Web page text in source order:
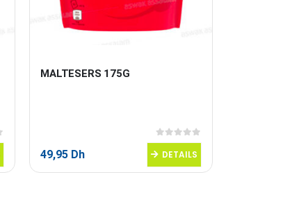
MALTESERS 175G
0sur 5
49,95 Dh DETAILS